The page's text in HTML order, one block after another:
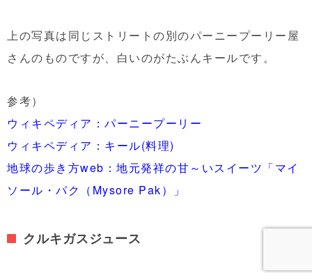
上の写真は同じストリートの別のパーニープーリー屋
さんのものですが、白いのがたぶんキールです。
参考）
ウィキペディア：パーニープーリー
ウィキペディア：キール(料理)
地球の歩き方web：地元発祥の甘～いスイーツ「マイ
ソール・パク（Mysore Pak）」
クルキガスジュース